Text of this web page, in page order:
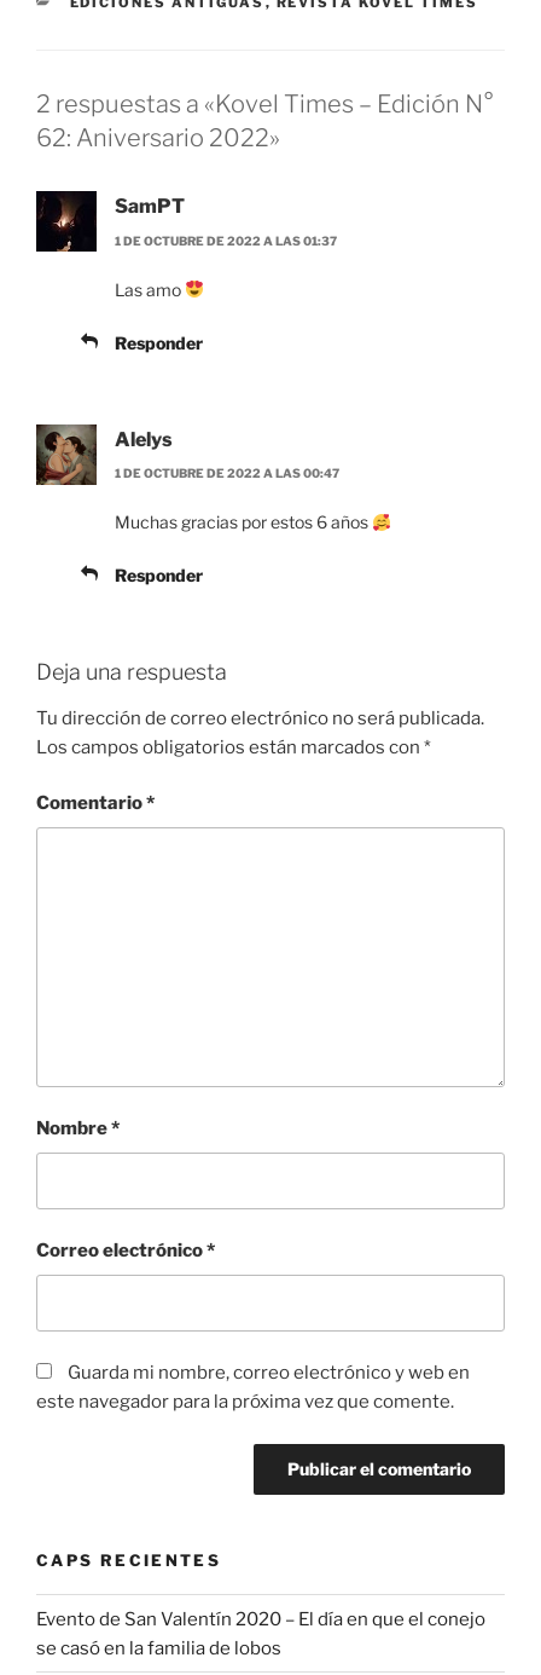
2 respuestas a «Kovel Times – Edición N°
62: Aniversario 2022»
SamPT
1 DE OCTUBRE DE 2022 A LAS 01:37
Las amo
Responder
Alelys
1 DE OCTUBRE DE 2022 A LAS 00:47
Muchas gracias por estos 6 años
Responder
Deja una respuesta
Tu dirección de correo electrónico no será publicada.
Los campos obligatorios están marcados con *
Comentario*
Nombre*
Correo electrónico*
Guarda mi nombre, correo electrónico y web en
este navegador para la próxima vez que comente.
CAPS RECIENTES
Evento de San Valentín 2020 – El día en que el conejo
se casó en la familia de lobos